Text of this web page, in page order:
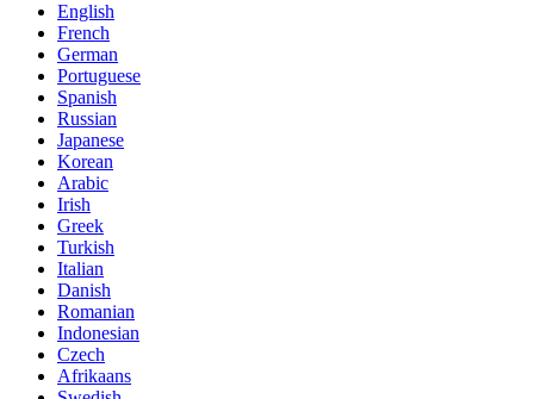
English
French
German
Portuguese
Spanish
Russian
Japanese
Korean
Arabic
Irish
Greek
Turkish
Italian
Danish
Romanian
Indonesian
Czech
Afrikaans